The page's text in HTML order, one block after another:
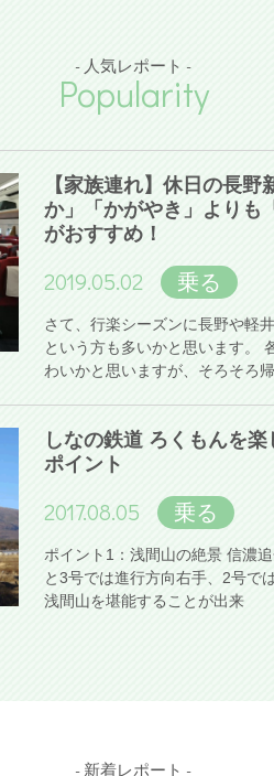
- 人気レポート -
Popularity
【家族連れ】休日の長野
か」「かがやき」よりも
がおすすめ！
2019.05.02 乗る
さて、行楽シーズンに長野や軽
という方も多いかと思います。
わいかと思いますが、そろそろ
しなの鉄道 ろくもんを
ポイント
2017.08.05 乗る
ポイント1：浅間山の絶景 信濃
と3号では進行方向右手、2号で
浅間山を堪能することが出来
- 新着レポート -